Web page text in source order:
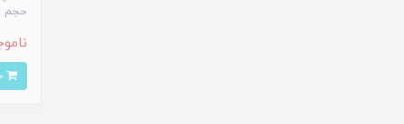
حجم 3.5 میلی لیتر